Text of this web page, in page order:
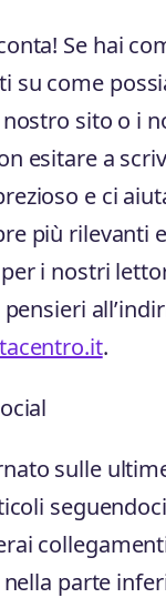
Se hai
su come
sito o i
esitare a
e ci
più rilevanti e
i nostri
.
sulle
parte